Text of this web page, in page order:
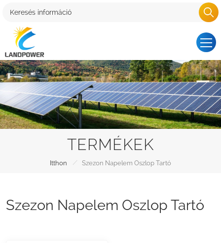
TERMÉKEK
Itthon / Szezon Napelem Oszlop Tartó
Szezon Napelem Oszlop Tartó